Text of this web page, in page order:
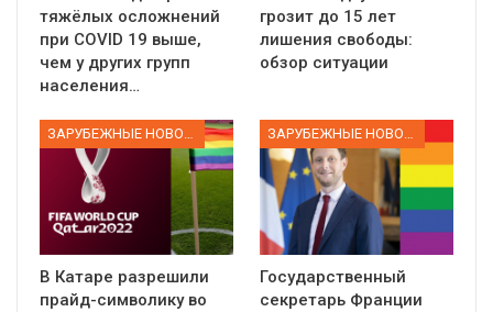
тяжёлых осложнений
при COVID 19 выше,
чем у других групп
населения…
грозит до 15 лет
лишения свободы:
обзор ситуации
В Катаре разрешили
прайд-символику во
Государственный
секретарь Франции